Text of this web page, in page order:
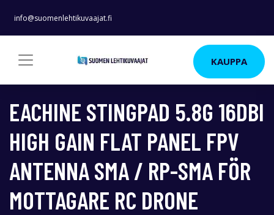
info@suomenlehtikuvaajat.fi
KAUPPA
EACHINE STINGPAD 5.8G 16DBI
HIGH GAIN FLAT PANEL FPV
ANTENNA SMA / RP-SMA FÖR
MOTTAGARE RC DRONE